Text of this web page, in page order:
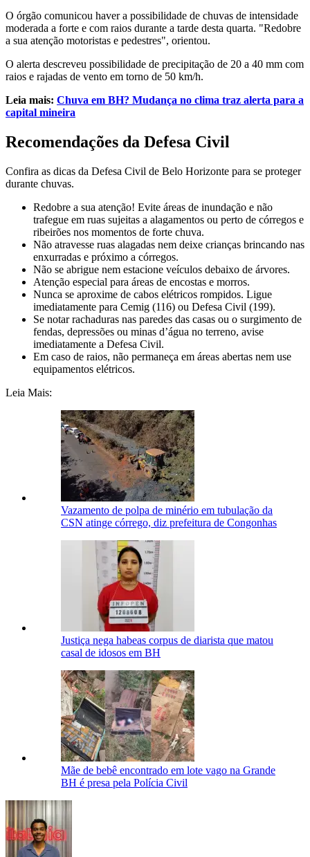
O órgão comunicou haver a possibilidade de chuvas de intensidade
moderada a forte e com raios durante a tarde desta quarta. "Redobre
a sua atenção motoristas e pedestres", orientou.
O alerta descreveu possibilidade de precipitação de 20 a 40 mm com
raios e rajadas de vento em torno de 50 km/h.
Leia mais: Chuva em BH? Mudança no clima traz alerta para a
capital mineira
Recomendações da Defesa Civil
Confira as dicas da Defesa Civil de Belo Horizonte para se proteger
durante chuvas.
Redobre a sua atenção! Evite áreas de inundação e não
trafegue em ruas sujeitas a alagamentos ou perto de córregos e
ribeirões nos momentos de forte chuva.
Não atravesse ruas alagadas nem deixe crianças brincando nas
enxurradas e próximo a córregos.
Não se abrigue nem estacione veículos debaixo de árvores.
Atenção especial para áreas de encostas e morros.
Nunca se aproxime de cabos elétricos rompidos. Ligue
imediatamente para Cemig (116) ou Defesa Civil (199).
Se notar rachaduras nas paredes das casas ou o surgimento de
fendas, depressões ou minas d’água no terreno, avise
imediatamente a Defesa Civil.
Em caso de raios, não permaneça em áreas abertas nem use
equipamentos elétricos.
Leia Mais:
Vazamento de polpa de minério em tubulação da
CSN atinge córrego, diz prefeitura de Congonhas
Justiça nega habeas corpus de diarista que matou
casal de idosos em BH
Mãe de bebê encontrado em lote vago na Grande
BH é presa pela Polícia Civil